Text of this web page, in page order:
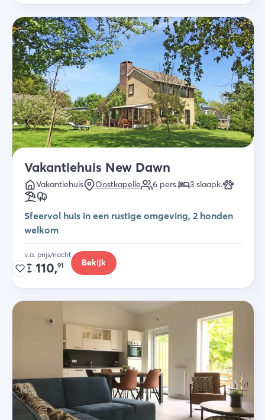
Vakantiehuis New Dawn
Vakantiehuis Oostkapelle 6 pers. 3 slaapk.
Sfeervol huis in een rustige omgeving, 2 honden
welkom
v.a. prijs/nacht
€ 110,91 Bekijk